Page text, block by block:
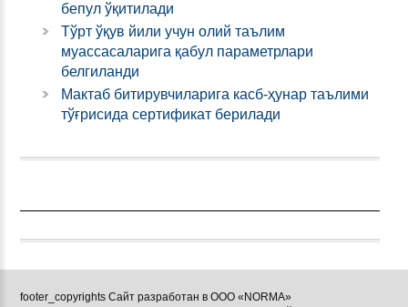
бепул ўқитилади
Тўрт ўқув йили учун олий таълим
муассасаларига қабул параметрлари
белгиланди
Мактаб битирувчиларига касб-ҳунар таълими
тўғрисида сертификат берилади
footer_copyrights Сайт разработан в ООО «NORMA»